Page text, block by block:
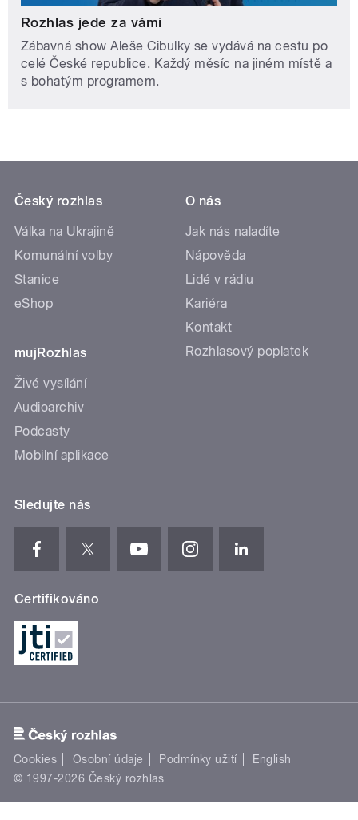
Rozhlas jede za vámi
Zábavná show Aleše Cibulky se vydává na cestu po
celé České republice. Každý měsíc na jiném místě a
s bohatým programem.
Český rozhlas
Válka na Ukrajině
Komunální volby
Stanice
eShop
mujRozhlas
Živé vysílání
Audioarchiv
Podcasty
Mobilní aplikace
O nás
Jak nás naladíte
Nápověda
Lidé v rádiu
Kariéra
Kontakt
Rozhlasový poplatek
Sledujte nás
Certifikováno
Cookies Osobní údaje Podmínky užití
English
© 1997-2026 Český rozhlas